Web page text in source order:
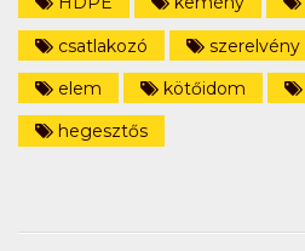
csatlakozó
szerelvény
elem
kötőidom
hegesztős